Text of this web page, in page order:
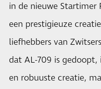
in de nieuwe
een prestigieuze
liefhebbers van
dat AL-709 is gedoopt,
en robuuste creatie,